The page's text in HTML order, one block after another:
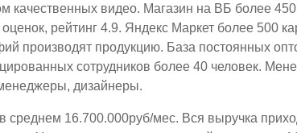
качественных видео. Магазин на ВБ более
рейтинг 4.9. Яндекс Маркет более 500
производят продукцию. База постоянных
сотрудников более 40 человек.
дизайнеры.
среднем 16.700.000руб/мес. Вся выручка